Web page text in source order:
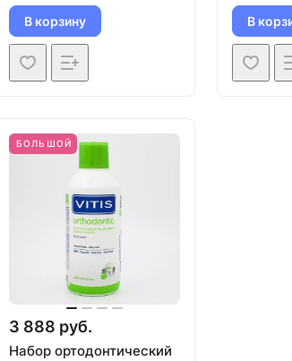
В корзину В
БОЛЬШОЙ
3 888 руб.
Набор ортодонтический